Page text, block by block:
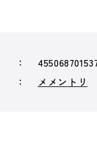
メメントリ